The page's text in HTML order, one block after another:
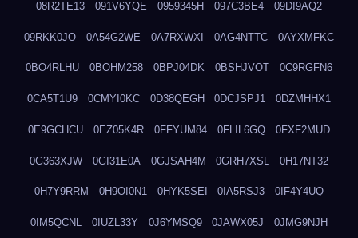
08R2TE13 091V6YQE 0959345H 097C3BE4 09DI9AQ2
09RKK0JO 0A54G2WE 0A7RXWXI 0AG4NTTC 0AYXMFKC
0BO4RLHU 0BOHM258 0BPJ04DK 0BSHJVOT 0C9RGFN6
0CA5T1U9 0CMYI0KC 0D38QEGH 0DCJSPJ1 0DZMHHX1
0E9GCHCU 0EZ05K4R 0FFYUM84 0FLIL6GQ 0FXF2MUD
0G363XJW 0GI31E0A 0GJSAH4M 0GRH7XSL 0H17NT32
0H7Y9RRM 0H9OI0N1 0HYK5SEI 0IA5RSJ3 0IF4Y4UQ
0IM5QCNL 0IUZL33Y 0J6YMSQ9 0JAWX05J 0JMG9NJH